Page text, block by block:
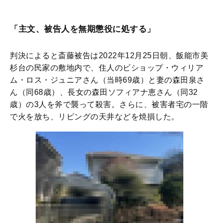
「主文、被告人を無期懲役に処する」
判決によると斎藤被告は2022年12月25日朝、飯能市美
杉台の民家の敷地内で、住人のビショップ・ウィリア
ム・ロス・ジュニアさん（当時69歳）と妻の森田泉さ
ん（同68歳）、長女の森田ソフィアナ恵さん（同32
歳）の3人を斧で襲って殺害。さらに、被害者宅の一階
で火を放ち、リビングの天井などを焼損した。